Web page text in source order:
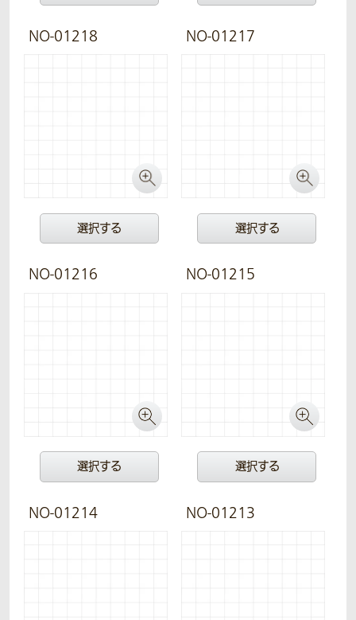
NO-01218
選択する
NO-01217
選択する
NO-01216
選択する
NO-01215
選択する
NO-01214 NO-01213